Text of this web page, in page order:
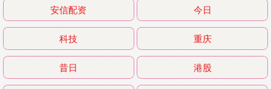
安信配资 今日
科技 重庆
昔日 港股